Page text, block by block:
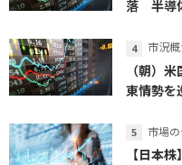
落 半導
市況
（朝）
東情勢を
市場の
【日本